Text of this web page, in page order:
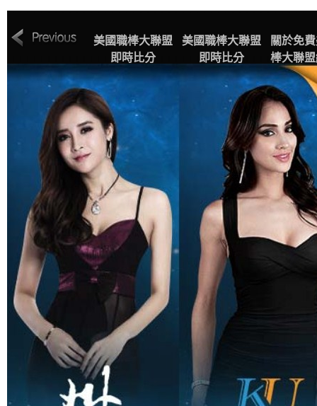
MLB美國職棒大
程表
美國職棒大聯盟
即時比分
美國職棒大聯盟
即時比分
關於免
棒大聯
播